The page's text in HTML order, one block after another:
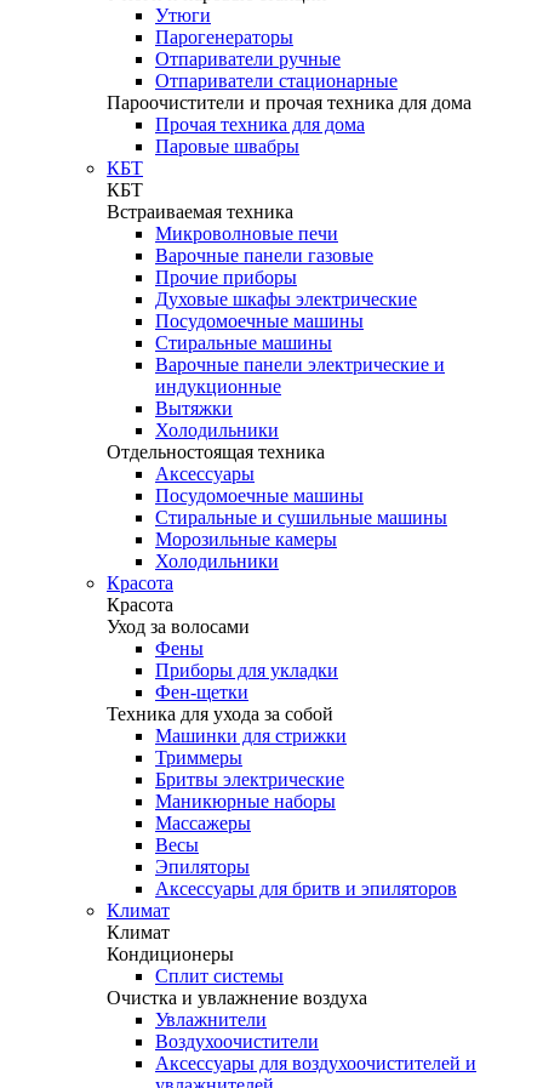
Утюги
Парогенераторы
Отпариватели ручные
Отпариватели стационарные
Пароочистители и прочая техника для дома
Прочая техника для дома
Паровые швабры
КБТ
КБТ
Встраиваемая техника
Микроволновые печи
Варочные панели газовые
Прочие приборы
Духовые шкафы электрические
Посудомоечные машины
Стиральные машины
Варочные панели электрические и
индукционные
Вытяжки
Холодильники
Отдельностоящая техника
Аксессуары
Посудомоечные машины
Стиральные и сушильные машины
Морозильные камеры
Холодильники
Красота
Красота
Уход за волосами
Фены
Приборы для укладки
Фен-щетки
Техника для ухода за собой
Машинки для стрижки
Триммеры
Бритвы электрические
Маникюрные наборы
Массажеры
Весы
Эпиляторы
Аксессуары для бритв и эпиляторов
Климат
Климат
Кондиционеры
Сплит системы
Очистка и увлажнение воздуха
Увлажнители
Воздухоочистители
Аксессуары для воздухоочистителей и